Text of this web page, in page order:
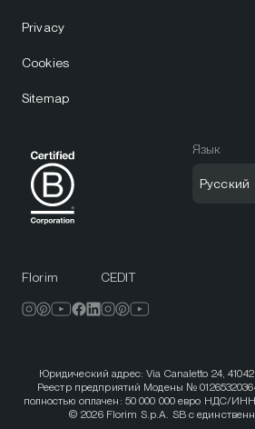
Privacy
Cookies
Sitemap
Язык
Русский
Florim CEDIT
Юридический адрес: Via Canaletto 24,
Реестр предприятий Модены №
полностью оплачен: 50 000 000 евро НДС/
© 2026 Florim S.p.A. SB с